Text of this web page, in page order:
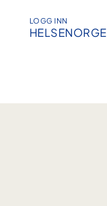
LOGG INN
HELSENORGE